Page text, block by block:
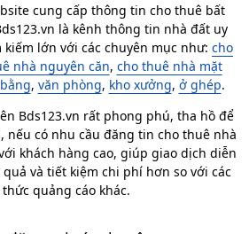
cung cấp thông tin cho thuê bất
là kênh thông tin nhà đất uy
lớn với các chuyên mục như: cho
nhà nguyên căn, cho thuê nhà mặt
, văn phòng, kho xưởng, ở ghép.
Bds123.vn rất phong phú, tha hồ để
nếu có nhu cầu đăng tin cho thuê nhà
khách hàng cao, giúp giao dịch diễn
và tiết kiệm chi phí hơn so với các
quảng cáo khác.